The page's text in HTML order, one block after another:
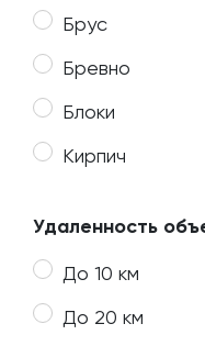
Брус
Бревно
Блоки
Кирпич
Удаленность
До 10 км
До 20 км